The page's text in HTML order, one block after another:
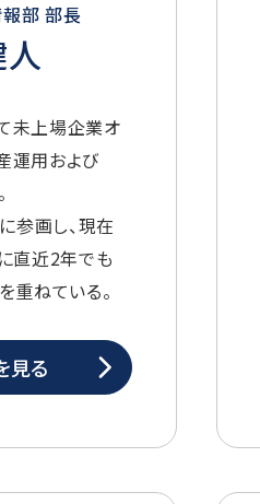
部 部長
未上場企業オ
運用および
参画し、現在
直近2年でも
重ねている。
見る